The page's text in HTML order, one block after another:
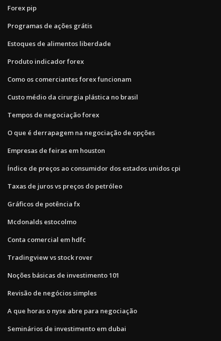
Forex pip
Programas de ações grátis
Estoques de alimentos liberdade
Produto indicador forex
Como os comerciantes forex funcionam
Custo médio da cirurgia plástica no brasil
Tempos de negociação forex
O que é derrapagem na negociação de opções
Empresas de feiras em houston
Índice de preços ao consumidor dos estados unidos cpi
Taxas de juros vs preços do petróleo
Gráficos de potência fx
Mcdonalds estocolmo
Conta comercial em hdfc
Tradingview vs stock rover
Noções básicas de investimento 101
Revisão de negócios simples
A que horas o nyse abre para negociação
Seminários de investimento em dubai